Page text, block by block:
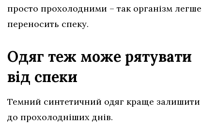
просто прохолодними – так організм легше
переносить спеку.
Одяг теж може рятувати
від спеки
Темний синтетичний одяг краще залишити
до прохолодніших днів.